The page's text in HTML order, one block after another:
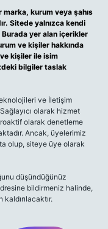
kurum veya şahıs
Sitede yalnızca kendi
Burada yer alan içerikler
ve kişiler hakkında
kişiler ile isim
bilgiler taslak
ve İletişim
olarak hizmet
olarak denetleme
Ancak, üyelerimiz
olup, siteye üye olarak
düşündüğünüz
bildirmeniz halinde,